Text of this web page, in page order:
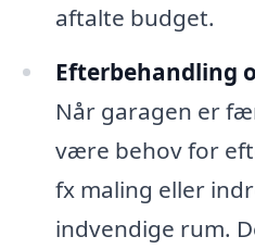
aftalte budget.
Efterbehandling
Når garagen er
være behov for
fx maling eller
indvendige rum.